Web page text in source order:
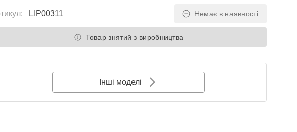
: LIP00311 Немає в наявності
Товар знятий з виробництва
Інші моделі